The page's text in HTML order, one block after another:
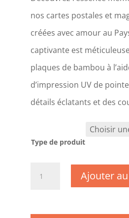
nos cartes postales et
créées avec amour au
captivante est
plaques de bambou à
d’impression UV de
détails éclatants et des
Type de produit
Cote
Ajouter